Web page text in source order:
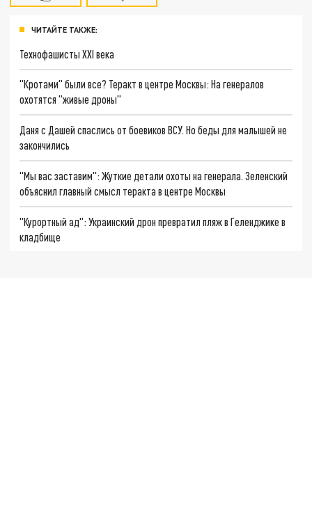
ЧИТАЙТЕ ТАКЖЕ:
Технофашисты XXI века
"Кротами" были все? Теракт в центре Москвы: На генералов
охотятся "живые дроны"
Даня с Дашей спаслись от боевиков ВСУ. Но беды для малышей не
закончились
"Мы вас заставим": Жуткие детали охоты на генерала. Зеленский
объяснил главный смысл теракта в центре Москвы
"Курортный ад": Украинский дрон превратил пляж в Геленджике в
кладбище